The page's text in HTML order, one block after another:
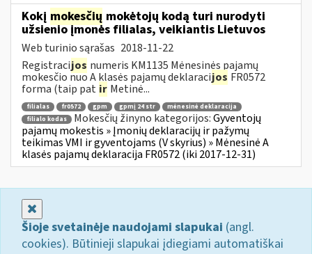
Kokį mokesčių mokėtojų kodą turi nurodyti
užsienio įmonės filialas, veikiantis Lietuvos
Web turinio sąrašas 2018-11-22
Registracijos numeris KM1135 Mėnesinės pajamų
mokesčio nuo A klasės pajamų deklaracijos FR0572
forma (taip pat ir Metinė...
filialas fr0572 gpm gpmį 24 str
mėnesinė deklaracija
filialo kodas
Mokesčių žinyno kategorijos:Gyventojų
pajamų mokestis » Įmonių deklaracijų ir pažymų
teikimas VMI ir gyventojams (V skyrius) » Mėnesinė A
klasės pajamų deklaracija FR0572 (iki 2017-12-31)
Šioje svetainėje naudojami slapukai (angl.
cookies). Būtinieji slapukai įdiegiami automatiškai